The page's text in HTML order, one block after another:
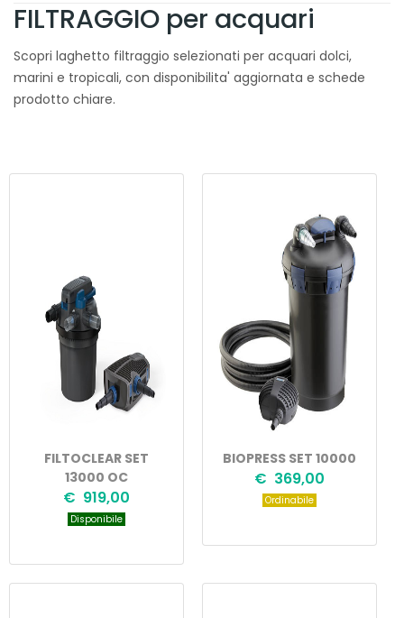
FILTRAGGIO per acquari
Scopri laghetto filtraggio selezionati per acquari dolci,
marini e tropicali, con disponibilita' aggiornata e schede
prodotto chiare.
FILTOCLEAR SET
13000 OC
€ 919,00
Disponibile
BIOPRESS SET 10000
€ 369,00
Ordinabile